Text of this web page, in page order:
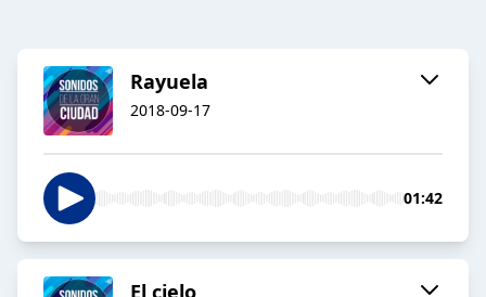
Rayuela
2018-09-17
01:42
El cielo